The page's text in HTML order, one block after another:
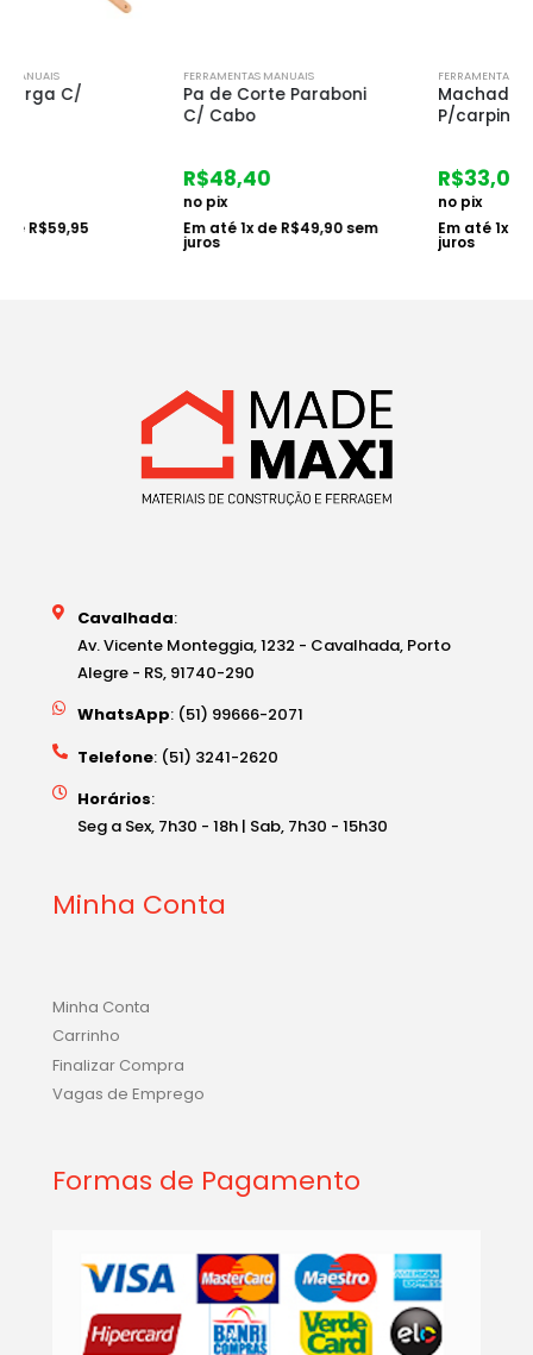
FERRAMENTAS MANUAIS
Pa de Corte Paraboni
Em até
49,90sem
juros
FERRAMENTAS MANUAIS
Machadinho
Em até1x de 34,10sem
juros
Cavalhada:
Av. Vicente Monteggia, 1232 - Cavalhada, Porto
Alegre - RS, 91740-290
WhatsApp: (51) 99666-2071
Telefone: (51) 3241-2620
Horários:
Seg a Sex, 7h30 - 18h | Sab, 7h30 - 15h30
Minha Conta
Minha Conta
Carrinho
Finalizar Compra
Vagas de Emprego
Formas de Pagamento